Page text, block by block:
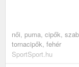
női, puma, cipők,
tornacipők, fehér
SportSport.hu